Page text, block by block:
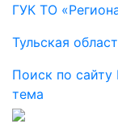
ГУК ТО
Тульская
Поиск по сайту
тема